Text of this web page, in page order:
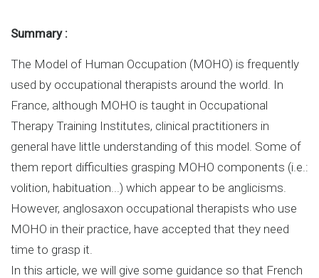
Summary :
The Model of Human Occupation (MOHO) is frequently
used by occupational therapists around the world. In
France, although MOHO is taught in Occupational
Therapy Training Institutes, clinical practitioners in
general have little understanding of this model. Some of
them report difficulties grasping MOHO components (i.e.:
volition, habituation...) which appear to be anglicisms.
However, anglosaxon occupational therapists who use
MOHO in their practice, have accepted that they need
time to grasp it.
In this article, we will give some guidance so that French